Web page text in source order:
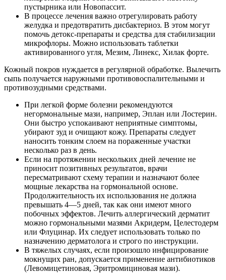
пустырника или Новопассит.
В процессе лечения важно отрегулировать работу
желудка и предотвратить дисбактериоз. В этом могут
помочь детокс-препараты и средства для стабилизации
микрофлоры. Можно использовать таблетки
активированного угля, Мезим, Линекс, Хилак форте.
Кожный покров нуждается в регулярной обработке. Вылечить
сыпь получается наружными противовоспалительными и
противозудными средствами.
При легкой форме болезни рекомендуются
негормональные мази, например, Эплан или Лостерин.
Они быстро успокаивают неприятные симптомы,
убирают зуд и очищают кожу. Препараты следует
наносить тонким слоем на пораженные участки
несколько раз в день.
Если на протяжении нескольких дней лечение не
приносит позитивных результатов, врачи
пересматривают схему терапии и назначают более
мощные лекарства на гормональной основе.
Продолжительность их использования не должна
превышать 4—5 дней, так как они имеют много
побочных эффектов. Лечить аллергический дерматит
можно гормональными мазями Акридерм, Целестодерм
или Флуцинар. Их следует использовать только по
назначению дерматолога и строго по инструкции.
В тяжелых случаях, если произошло инфицирование
мокнущих ран, допускается применение антибиотиков
(Левомицетиновая, Эритромициновая мази).